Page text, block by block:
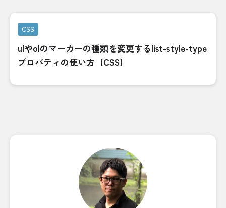
CSS
ulやolのマーカーの種類を変更するlist-style-type
プロパティの使い方【CSS】